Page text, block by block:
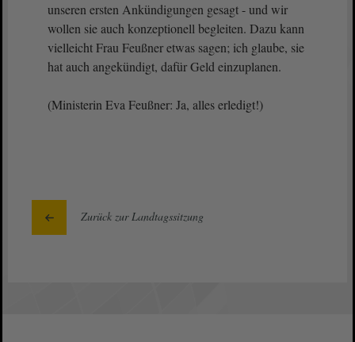
unseren ersten Ankündigungen gesagt - und wir
wollen sie auch konzeptionell begleiten. Dazu kann
vielleicht Frau Feußner etwas sagen; ich glaube, sie
hat auch angekündigt, dafür Geld einzuplanen.
(Ministerin Eva Feußner: Ja, alles erledigt!)
Zurück zur Landtagssitzung